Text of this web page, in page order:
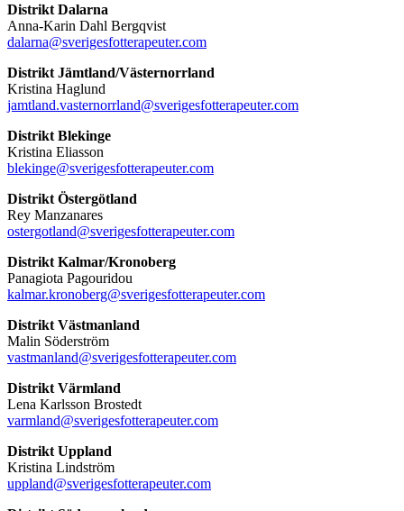
Distrikt Dalarna
Anna-Karin Dahl Bergqvist
dalarna@sverigesfotterapeuter.com
Distrikt Jämtland/Västernorrland
Kristina Haglund
jamtland.vasternorrland@sverigesfotterapeuter.com
Distrikt Blekinge
Kristina Eliasson
blekinge@sverigesfotterapeuter.com
Distrikt Östergötland
Rey Manzanares
ostergotland@sverigesfotterapeuter.com
Distrikt Kalmar/Kronoberg
Panagiota Pagouridou
kalmar.kronoberg@sverigesfotterapeuter.com
Distrikt Västmanland
Malin Söderström
vastmanland@sverigesfotterapeuter.com
Distrikt Värmland
Lena Karlsson Brostedt
varmland@sverigesfotterapeuter.com
Distrikt Uppland
Kristina Lindström
uppland@sverigesfotterapeuter.com